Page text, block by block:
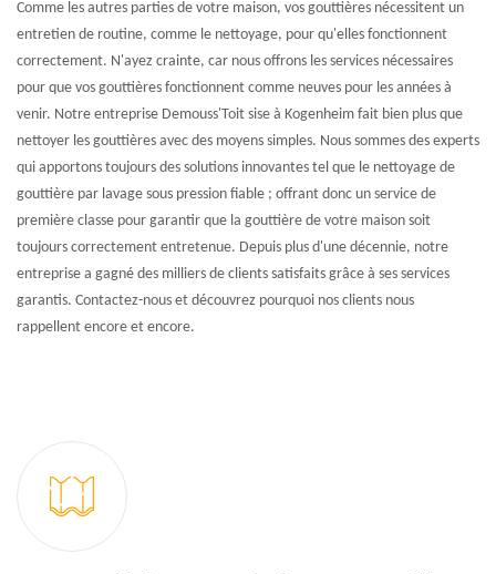
Comme les autres parties de votre maison, vos gouttières nécessitent un
entretien de routine, comme le nettoyage, pour qu'elles fonctionnent
correctement. N'ayez crainte, car nous offrons les services nécessaires
pour que vos gouttières fonctionnent comme neuves pour les années à
venir. Notre entreprise Demouss'Toit sise à Kogenheim fait bien plus que
nettoyer les gouttières avec des moyens simples. Nous sommes des experts
qui apportons toujours des solutions innovantes tel que le nettoyage de
gouttière par lavage sous pression fiable ; offrant donc un service de
première classe pour garantir que la gouttière de votre maison soit
toujours correctement entretenue. Depuis plus d'une décennie, notre
entreprise a gagné des milliers de clients satisfaits grâce à ses services
garantis. Contactez-nous et découvrez pourquoi nos clients nous
rappellent encore et encore.